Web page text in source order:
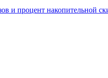
и процент накопительной